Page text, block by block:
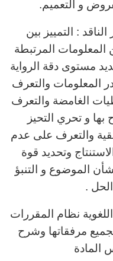
و التعميم.
: التمييز بين
المعلومات المرتبطة
مستوى دقة الرواية
المعلومات والتعرف
الغامضة والتعرف
و تحري التحيز
والتعرف على عدم
وتحديد قوة
الموضوع و التنبؤ
الحل .
نظام المقررات
مرفقاتها وشرح
المادة